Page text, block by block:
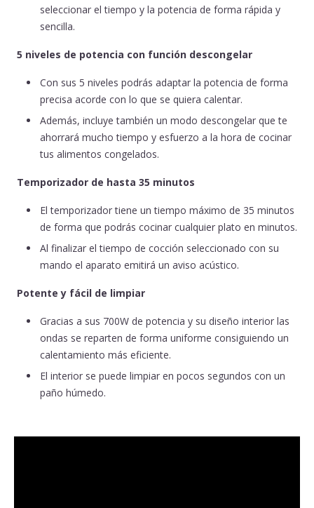
seleccionar el tiempo y la potencia de forma rápida y
sencilla.
5 niveles de potencia con función descongelar
Con sus 5 niveles podrás adaptar la potencia de forma
precisa acorde con lo que se quiera calentar.
Además, incluye también un modo descongelar que te
ahorrará mucho tiempo y esfuerzo a la hora de cocinar
tus alimentos congelados.
Temporizador de hasta 35 minutos
El temporizador tiene un tiempo máximo de 35 minutos
de forma que podrás cocinar cualquier plato en minutos.
Al finalizar el tiempo de cocción seleccionado con su
mando el aparato emitirá un aviso acústico.
Potente y fácil de limpiar
Gracias a sus 700W de potencia y su diseño interior las
ondas se reparten de forma uniforme consiguiendo un
calentamiento más eficiente.
El interior se puede limpiar en pocos segundos con un
paño húmedo.